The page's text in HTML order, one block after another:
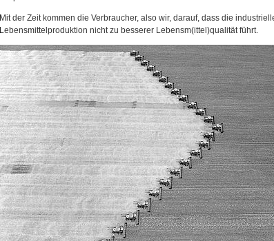
Mit der Zeit kommen die Verbraucher, also wir, darauf, dass die
Lebensmittelproduktion nicht zu besserer Lebensm(ittel)qualität führt.